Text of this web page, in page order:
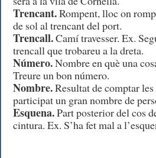
Trencant.Rompent, lloc on
de sol al trencant del port.
Trencall.Camí travesser. Ex.
trencall que trobareu a la dreta.
Número.Nombre en què una
Treure un bon número.
Nombre.Resultat de comptar les
participat un gran nombre de
Esquena.Part posterior del cos
cintura. Ex. S’ha fet mal a